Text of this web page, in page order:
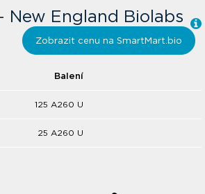
England Biolabs
Zobrazit cenu na SmartMart.bio
Balení
125 A260 U
25 A260 U